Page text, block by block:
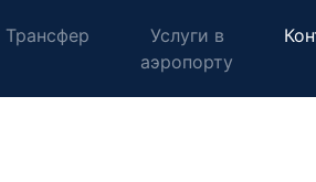
Трансфер
Услуги в
аэропорту